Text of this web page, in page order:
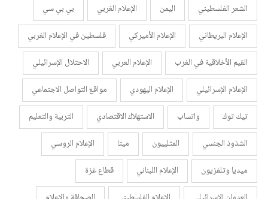
الشعر الفلسطيني
اليمن الإعلام الغربي
بي بي سي
الإعلام البريطاني
الإعلام الأميركي
فلسطين في الإعلام الغربي
القيم الأخلاقية في الغرب
الإعلام العربي
الاحتلال الإسرائيلي
الإعلام الإسرائيلي
الإعلام اليهودي
مواقع التواصل الاجتماعي
تيك توك
واتساب الاستهلاك الاقتصادي
التربية والتعليم
الشذوذ الجنسي
المثلييون ميتا
الإعلام الروسي
ميديا وتلفزيون
الإعلام اللبناني
قطاع غزة